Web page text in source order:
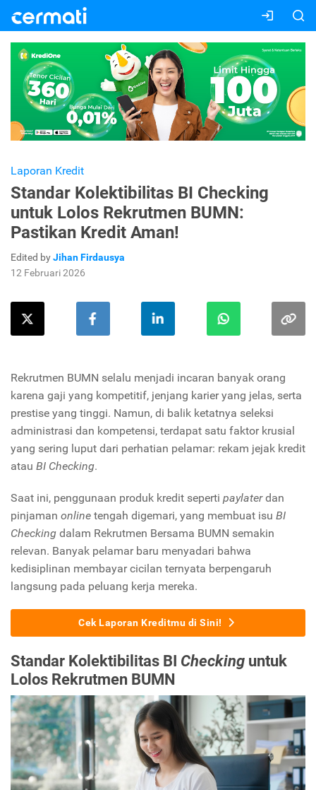
Laporan Kredit
Standar Kolektibilitas BI Checking
untuk Lolos Rekrutmen BUMN:
Pastikan Kredit Aman!
Edited byJihan Firdausya
12 Februari 2026
Rekrutmen BUMN selalu menjadi incaran banyak orang
karena gaji yang kompetitif, jenjang karier yang jelas, serta
prestise yang tinggi. Namun, di balik ketatnya seleksi
administrasi dan kompetensi, terdapat satu faktor krusial
yang sering luput dari perhatian pelamar: rekam jejak kredit
atau BI Checking.
Saat ini, penggunaan produk kredit seperti paylaterdan
pinjaman online tengah digemari, yang membuat isu BI
Checking dalam Rekrutmen Bersama BUMN semakin
relevan. Banyak pelamar baru menyadari bahwa
kedisiplinan membayar cicilan ternyata berpengaruh
langsung pada peluang kerja mereka.
Cek Laporan Kreditmu di Sini!
Standar Kolektibilitas BI Checking untuk
Lolos Rekrutmen BUMN